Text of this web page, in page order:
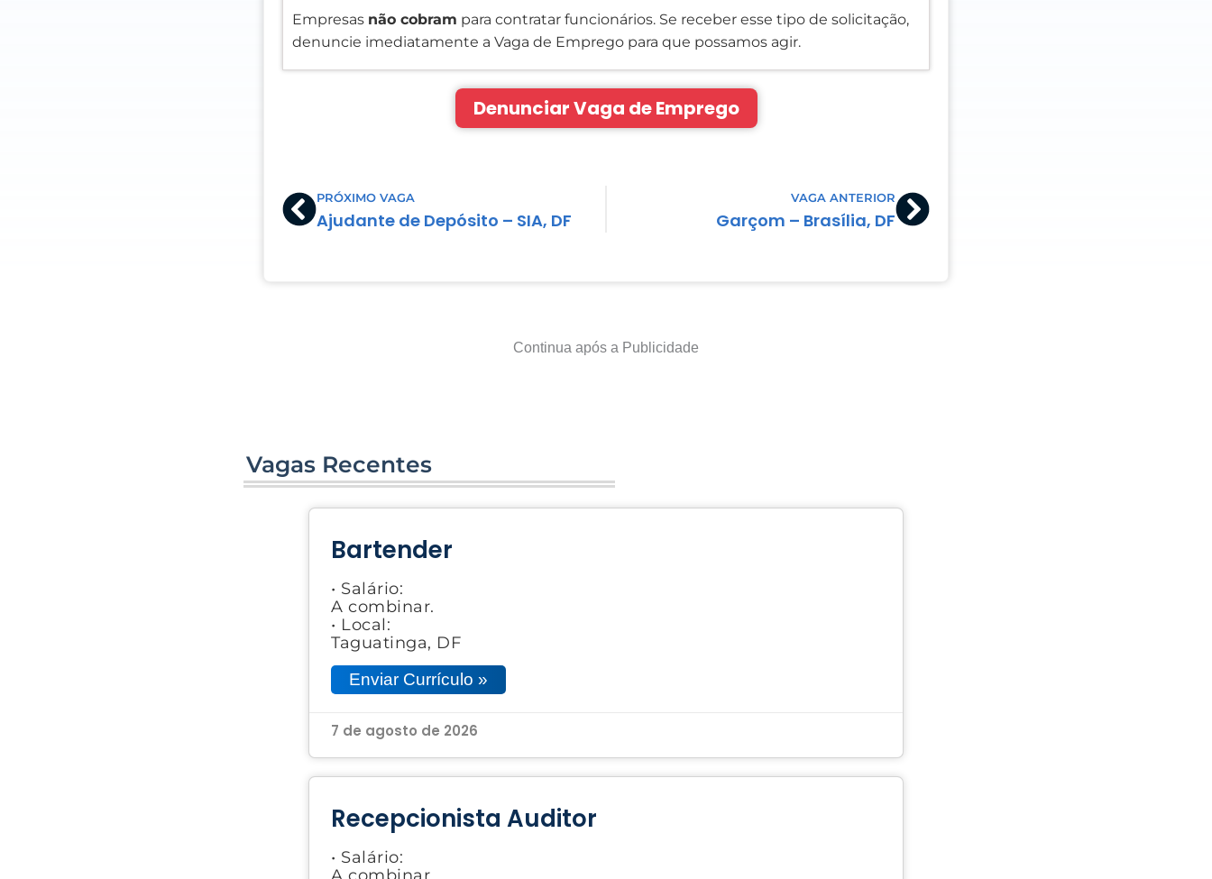
Empresas não cobram para contratar funcionários. Se receber esse tipo de solicitação,
denuncie imediatamente a Vaga de Emprego para que possamos agir.
Denunciar Vaga de Emprego
PrevPRÓXIMO VAGA
Ajudante de Depósito – SIA, DF
VAGA ANTERIOR
Garçom – Brasília, DF
Next
Continua após a Publicidade
Vagas Recentes
Bartender
• Salário:
A combinar.
• Local:
Taguatinga, DF
Enviar Currículo »
7 de agosto de 2026
Recepcionista Auditor
• Salário: